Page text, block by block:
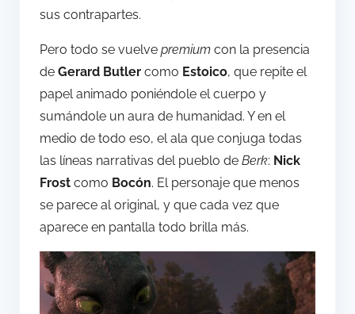
sus contrapartes.
Pero todo se vuelve premium con la presencia
de Gerard Butler como Estoico, que repite el
papel animado poniéndole el cuerpo y
sumándole un aura de humanidad. Y en el
medio de todo eso, el ala que conjuga todas
las líneas narrativas del pueblo de Berk: Nick
Frost como Bocón. El personaje que menos
se parece al original, y que cada vez que
aparece en pantalla todo brilla más.